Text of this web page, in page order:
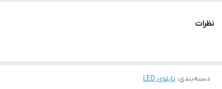
تابلو می تواند در هر موقعیتی که لازم باشد آویز شود و یا تکیه داده
باشیم. با شدت نور بالا این تابلو روز دید است و بر خلاف نمونه های دیگر
نظرات
دسته‌بندی: تابلوی LED